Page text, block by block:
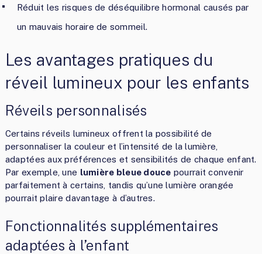
Réduit les risques de déséquilibre hormonal causés par
un mauvais horaire de sommeil.
Les avantages pratiques du
réveil lumineux pour les enfants
Réveils personnalisés
Certains réveils lumineux offrent la possibilité de
personnaliser la couleur et l’intensité de la lumière,
adaptées aux préférences et sensibilités de chaque enfant.
Par exemple, une lumière bleue douce pourrait convenir
parfaitement à certains, tandis qu’une lumière orangée
pourrait plaire davantage à d’autres.
Fonctionnalités supplémentaires
adaptées à l’enfant